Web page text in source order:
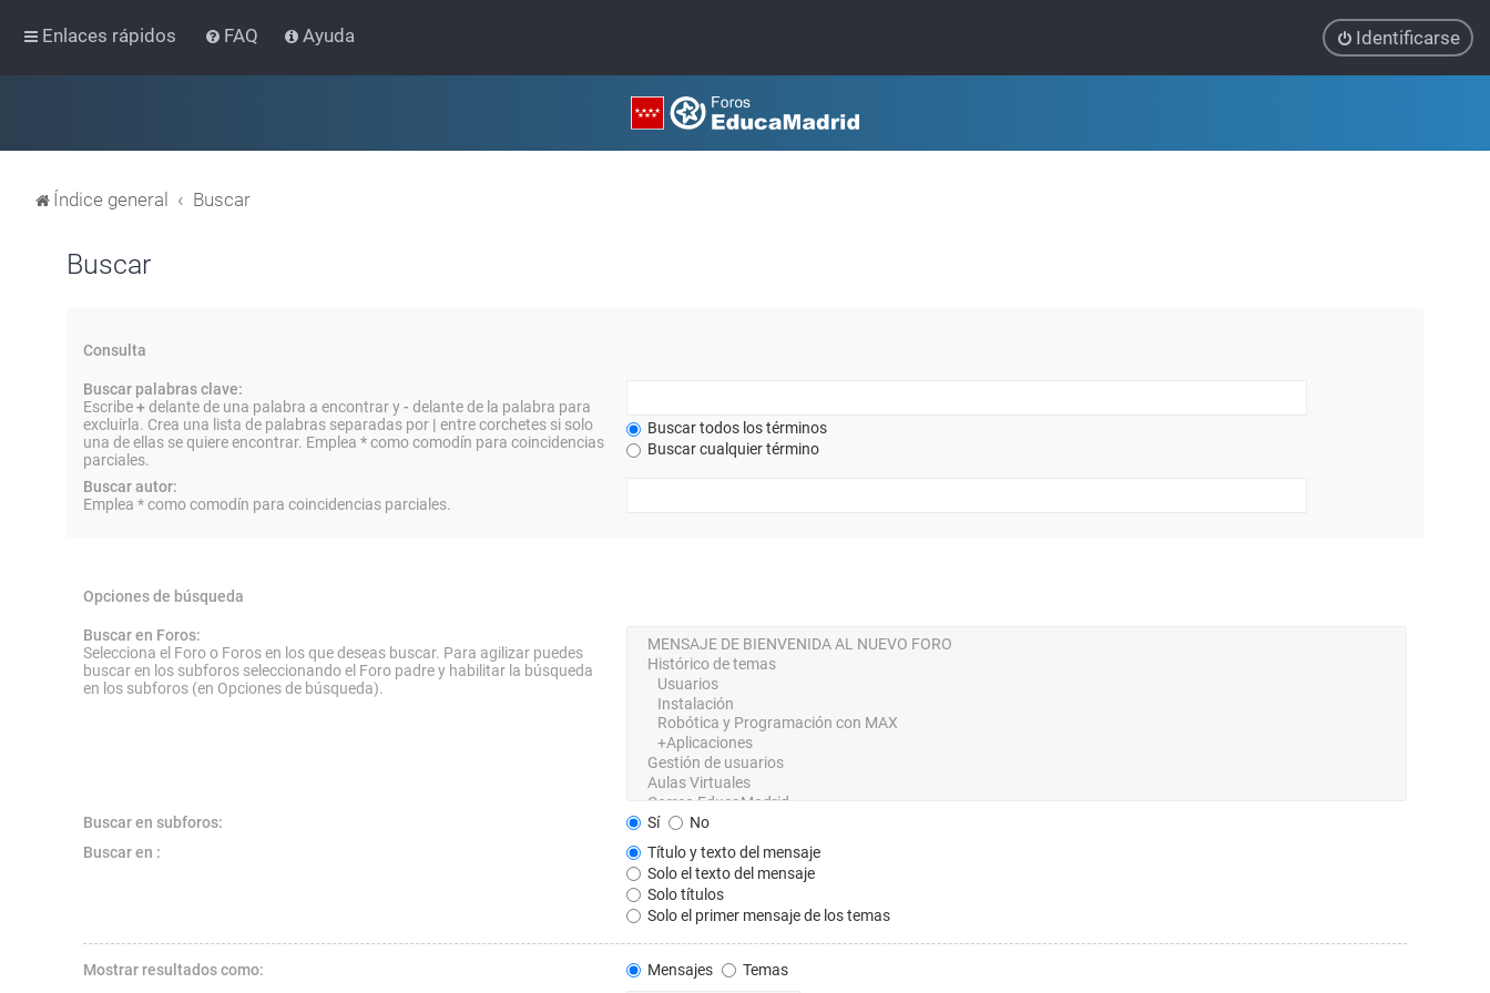
Enlaces rápidos FAQ Ayuda Identificarse
Índice general Buscar
Buscar
Consulta
Buscar palabras clave:
Escribe+delante de una palabra a encontrar y- delante de la palabra para
excluirla. Crea una lista de palabras separadas por | entre corchetes si solo
una de ellas se quiere encontrar. Emplea *como comodín para coincidencias
parciales.
Buscar todos los términos
Buscar cualquier término
Buscar autor:
Emplea * como comodín para coincidencias parciales.
Opciones de búsqueda
Buscar en Foros:
Selecciona el Foro o Foros en los que deseas buscar. Para agilizar puedes
buscar en los subforos seleccionando el Foro padre y habilitar la búsqueda
en los subforos (en Opciones de búsqueda).
Buscar en subforos: Sí
No
Buscar en :
Título y texto del mensaje
Solo el texto del mensaje
Solo títulos
Solo el primer mensaje de los temas
Mostrar resultados como: Mensajes
Temas